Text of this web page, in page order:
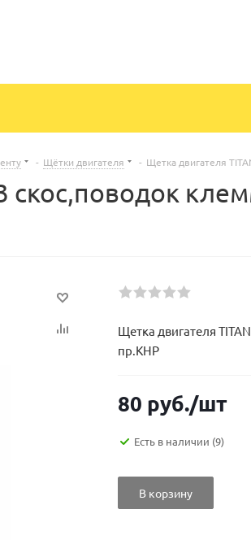
- Щётки двигателя - Щетка двигателя
скос,поводок
Щетка двигателя
пр.КНР
80 руб./шт
Есть в наличии (9)
В корзину